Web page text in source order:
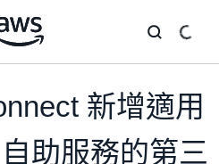
新增適用
助服務的第三